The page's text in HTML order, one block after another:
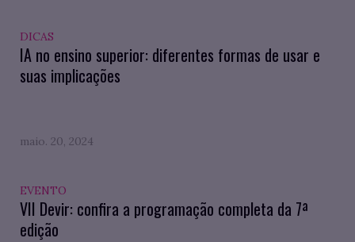
DICAS
IA no ensino superior: diferentes formas de usar e
suas implicações
maio. 20, 2024
EVENTO
VII Devir: confira a programação completa da 7ª
edição